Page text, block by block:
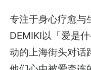
专注于身心疗愈与
DEMIKI以「爱是
动的上海街头对话